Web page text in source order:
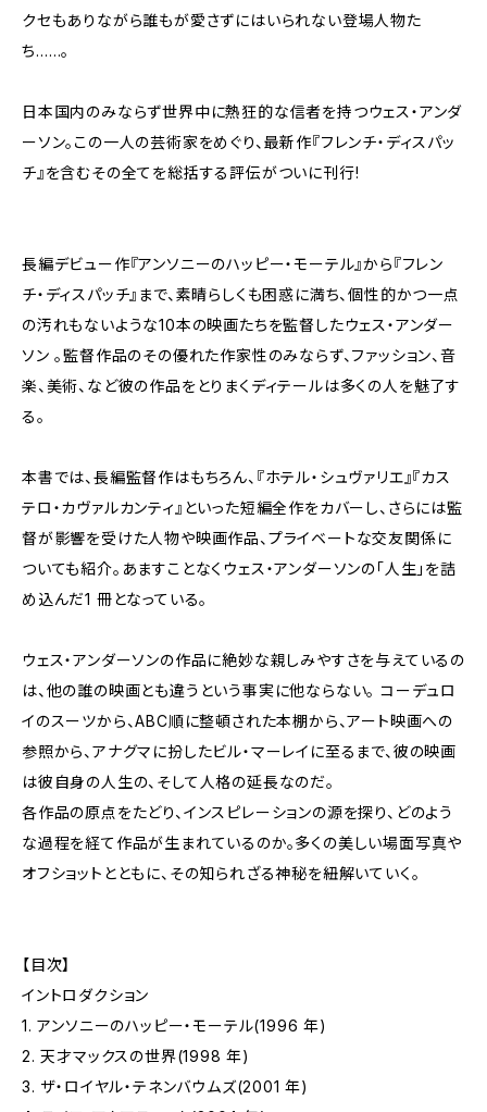
クセもありながら誰もが愛さずにはいられない登場人物た
ち……。
日本国内のみならず世界中に熱狂的な信者を持つウェス・アンダ
ーソン。この一人の芸術家をめぐり、最新作『フレンチ・ディスパッ
チ』を含むその全てを総括する評伝がついに刊行!
長編デビュー作『アンソニーのハッピー・モーテル』から『フレン
チ・ディスパッチ』まで、素晴らしくも困惑に満ち、個性的かつ一点
の汚れもないような10本の映画たちを監督したウェス・アンダー
ソン 。監督作品のその優れた作家性のみならず、ファッション、音
楽、美術、など彼の作品をとりまくディテールは多くの人を魅了す
る。
本書では、長編監督作はもちろん、『ホテル・シュヴァリエ』『カス
テロ・カヴァルカンティ』といった短編全作をカバーし、さらには監
督が影響を受けた人物や映画作品、プライベートな交友関係に
ついても紹介。あますことなくウェス・アンダーソンの「人生」を詰
め込んだ1 冊となっている。
ウェス・アンダーソンの作品に絶妙な親しみやすさを与えているの
は、他の誰の映画とも違うという事実に他ならない。 コーデュロ
イのスーツから、ABC順に整頓された本棚から、アート映画への
参照から、アナグマに扮したビル・マーレイに至るまで、彼の映画
は彼自身の人生の、そして人格の延長なのだ。
各作品の原点をたどり、インスピレーションの源を探り、どのよう
な過程を経て作品が生まれているのか。多くの美しい場面写真や
オフショットとともに、その知られざる神秘を紐解いていく。
【目次】
イントロダクション
1. アンソニーのハッピー・モーテル(1996 年)
2. 天才マックスの世界(1998 年)
3. ザ・ロイヤル・テネンバウムズ(2001 年)